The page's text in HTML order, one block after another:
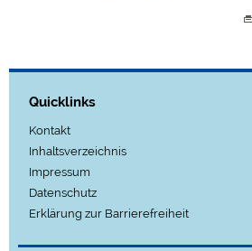
Quicklinks
Kontakt
Inhaltsverzeichnis
Impressum
Datenschutz
Erklärung zur Barrierefreiheit